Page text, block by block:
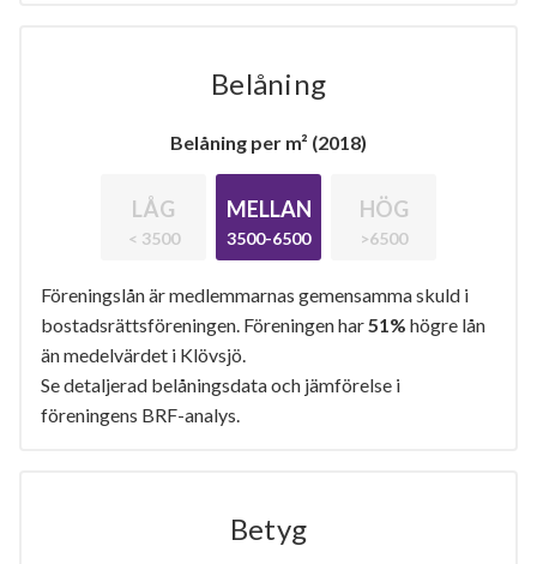
Belåning
Belåning per m² (2018)
LÅG
< 3500
MELLAN
3500-6500
HÖG
>6500
Föreningslån är medlemmarnas gemensamma skuld i
bostadsrättsföreningen. Föreningen har51% högre lån
än medelvärdet i Klövsjö.
Se detaljerad belåningsdata och jämförelse i
föreningens BRF-analys.
Betyg